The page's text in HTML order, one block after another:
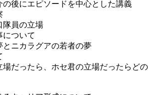
後にエピソードを中心とした講義
員の立場
事について
ニカラグアの若者の夢
て
だったら、ホセ君の立場だったらどの